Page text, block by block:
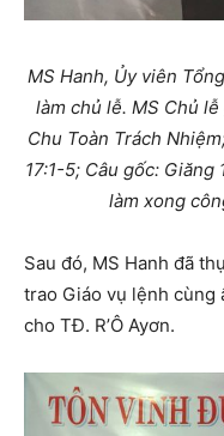
MS Hanh, Ủy viên
làm chủ lễ. MS Chủ
Chu Toàn Trách
17:1-5; Câu gốc:
làm xong
Sau đó, MS Hanh đã
trao Giáo vụ lệnh cùng
cho TĐ. R’Ô Ayơn.